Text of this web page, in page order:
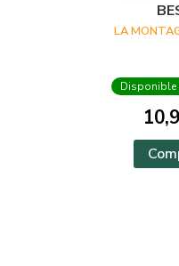
LA
Disponible